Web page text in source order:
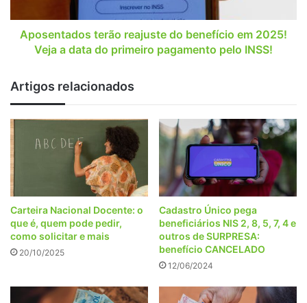
a
data
pelo
INSS!
Aposentados terão reajuste do benefício em 2025!
Veja a data do primeiro pagamento pelo INSS!
Artigos relacionados
Carteira Nacional Docente: o
que é, quem pode pedir,
como solicitar e mais
20/10/2025
Cadastro Único pega
beneficiários NIS 2, 8, 5, 7, 4 e
outros de SURPRESA:
benefício CANCELADO
12/06/2024